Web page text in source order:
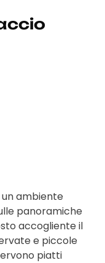
un ambiente
panoramiche
accogliente il
e piccole
piatti